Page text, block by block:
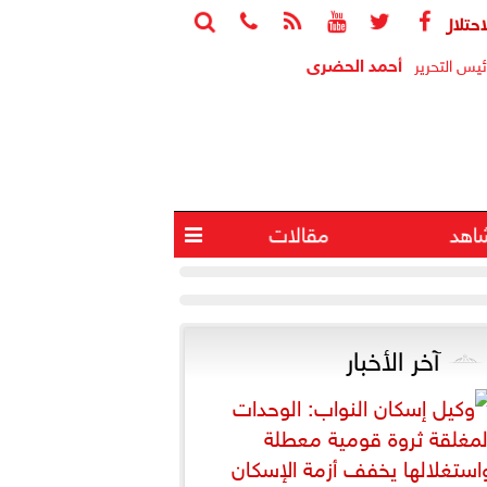





 4 آخرين في انفجار جنوب لبنان
التحرير أحمد الحضرى
مقالات 
آخر الأخبار